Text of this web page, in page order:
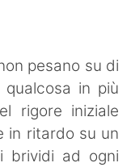
pesano su di
in più
rigore iniziale
in ritardo su un
brividi ad ogni